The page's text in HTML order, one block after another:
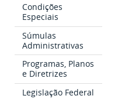
Condições
Especiais
Súmulas
Administrativas
Programas, Planos
e Diretrizes
Legislação Federal